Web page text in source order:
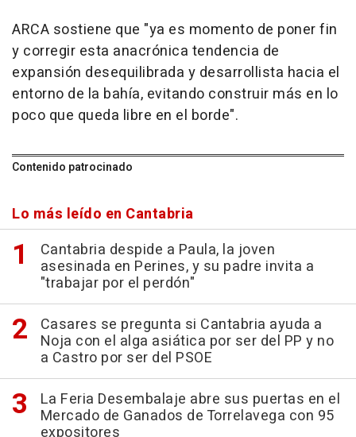
ARCA sostiene que "ya es momento de poner fin
y corregir esta anacrónica tendencia de
expansión desequilibrada y desarrollista hacia el
entorno de la bahía, evitando construir más en lo
poco que queda libre en el borde".
Contenido patrocinado
Lo más leído en Cantabria
Cantabria despide a Paula, la joven
asesinada en Perines, y su padre invita a
"trabajar por el perdón"
Casares se pregunta si Cantabria ayuda a
Noja con el alga asiática por ser del PP y no
a Castro por ser del PSOE
La Feria Desembalaje abre sus puertas en el
Mercado de Ganados de Torrelavega con 95
expositores